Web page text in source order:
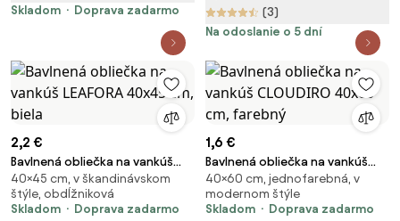
Skladom
Doprava zadarmo
(3)
Na odoslanie o 5 dní
2,2 €
Bavlnená obliečka na vankúš
LEAFORA 40x45 cm, biela
40×45 cm, v škandinávskom
štýle, obdĺžniková
Skladom
Doprava zadarmo
1,6 €
Bavlnená obliečka na vankúš
CLOUDIRO 40x60 cm, farebný
40×60 cm, jednofarebná, v
modernom štýle
Skladom
Doprava zadarmo